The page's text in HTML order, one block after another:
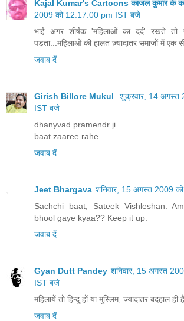
Kajal Kumar's Cartoons काजल कुमार के
2009 को 12:17:00 pm IST बजे
भाई अगर शीर्षक 'महिलाओं का दर्द' रखते
पड़ता...महिलाओं की हालत ज़्यादातर समाजों में एक
जवाब दें
Girish Billore Mukul
शुक्रवार, 14 अगस्त
IST बजे
dhanyvad pramendr ji
baat zaaree rahe
जवाब दें
Jeet Bhargava शनिवार, 15 अगस्त 2009
Sachchi baat, Sateek Vishleshan.
bhool gaye kyaa?? Keep it up.
जवाब दें
Gyan Dutt Pandey शनिवार, 15 अगस्त
IST बजे
महिलायें तो हिन्दू हों या मुस्लिम, ज्यादातर बदहाल ही
जवाब दें